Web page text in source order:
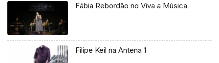
Fábia Rebordão no Viva a Música
Filipe Keil na Antena 1